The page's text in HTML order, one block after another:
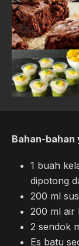
Bahan-bahan
1 buah
dipotong
200 ml
200 ml air
2 sendok
Es batu